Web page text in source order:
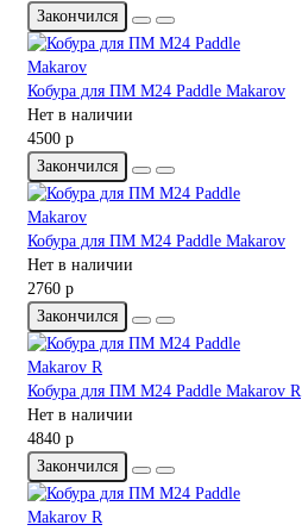
Закончился
Кобура для ПМ M24 Paddle Makarov
Нет в наличии
4500 р
Закончился
Кобура для ПМ M24 Paddle Makarov
Нет в наличии
2760 р
Закончился
Кобура для ПМ M24 Paddle Makarov R
Нет в наличии
4840 р
Закончился